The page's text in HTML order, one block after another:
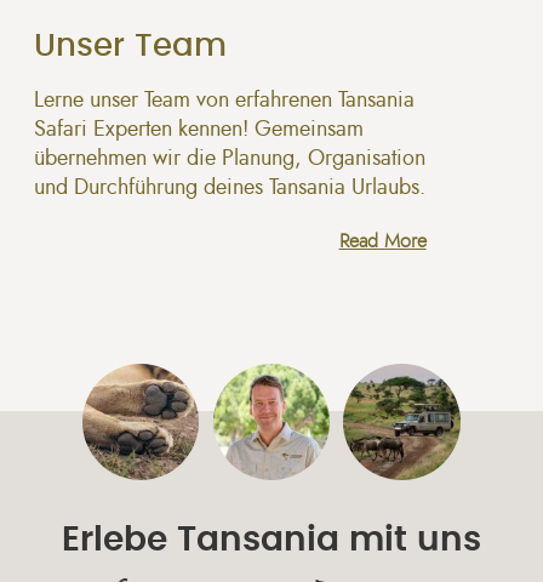
Unser Team
Lerne unser Team von erfahrenen Tansania
Safari Experten kennen! Gemeinsam
übernehmen wir die Planung, Organisation
und Durchführung deines Tansania Urlaubs.
Erlebe Tansania mit uns